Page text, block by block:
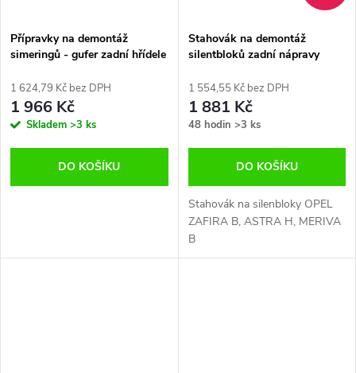
Přípravky na demontáž
simeringů - gufer zadní hřídele
1 624,79 Kč bez DPH
1 966 Kč
Skladem >3 ks
DO KOŠÍKU
Stahovák na demontáž
silentbloků zadní nápravy
MERIVA B
1 554,55 Kč bez DPH
1 881 Kč
48 hodin >3 ks
DO KOŠÍKU
Stahovák na silenbloky OPEL
ZAFIRA B, ASTRA H, MERIVA
B